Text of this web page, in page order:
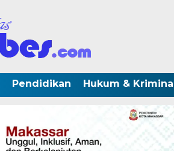
Pendidikan Hukum &